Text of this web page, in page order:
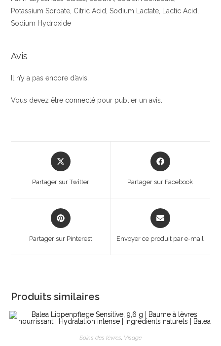
Potassium Sorbate, Citric Acid, Sodium Lactate, Lactic Acid,
Sodium Hydroxide
Avis
Il n’y a pas encore d’avis.
Vous devez être connecté pour publier un avis.
Opens
in
new
Partager sur Twitter
Opens
in
Partager sur Facebook
Opens
in
Partager sur Pinterest
Opens
in
new
Envoyer ce produit par e-mail
Produits similaires
Soins des lèvres, Visage